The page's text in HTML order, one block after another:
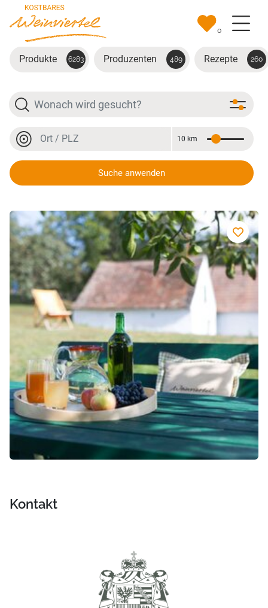
Zum Hauptinhalt springen
0
Produkte 6283 Produzenten 489 Rezepte 260
Suche
Ort oder PLZ
Entfernung
10 km
Suche anwenden
Rotwein
Kontakt